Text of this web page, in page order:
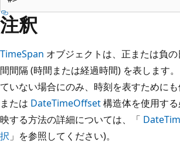
注釈
TimeSpan オブジェクトは、正または負
間間隔 (時間または経過時間) を表します。
ていない場合にのみ、時刻を表すために
または DateTimeOffset構造体を使用す
映する方法の詳細については、「
択 」を参照してください)。